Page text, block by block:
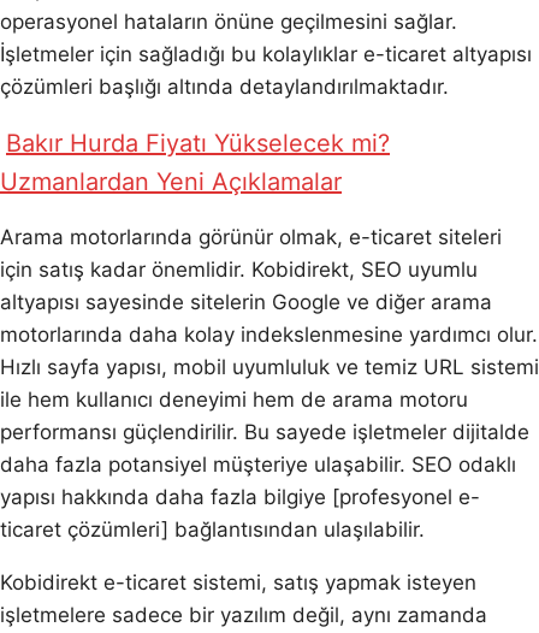
operasyonel hataların önüne geçilmesini sağlar.
İşletmeler için sağladığı bu kolaylıklar e-ticaret altyapısı
çözümleri başlığı altında detaylandırılmaktadır.
Bakır Hurda Fiyatı Yükselecek mi?
Uzmanlardan Yeni Açıklamalar
Arama motorlarında görünür olmak, e-ticaret siteleri
için satış kadar önemlidir. Kobidirekt, SEO uyumlu
altyapısı sayesinde sitelerin Google ve diğer arama
motorlarında daha kolay indekslenmesine yardımcı olur.
Hızlı sayfa yapısı, mobil uyumluluk ve temiz URL sistemi
ile hem kullanıcı deneyimi hem de arama motoru
performansı güçlendirilir. Bu sayede işletmeler dijitalde
daha fazla potansiyel müşteriye ulaşabilir. SEO odaklı
yapısı hakkında daha fazla bilgiye [profesyonel e-
ticaret çözümleri] bağlantısından ulaşılabilir.
Kobidirekt e-ticaret sistemi, satış yapmak isteyen
işletmelere sadece bir yazılım değil, aynı zamanda